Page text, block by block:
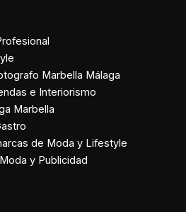
Marbella Málaga
e Interiorismo
Marbella
de Moda y Lifestyle
y Publicidad